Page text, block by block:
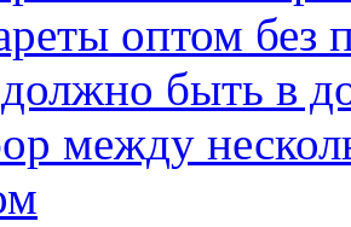
оптом без
быть в
между